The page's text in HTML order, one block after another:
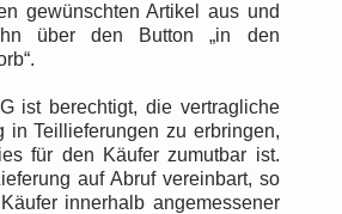
gewünschten Artikel aus und
über den Button „in den
ist berechtigt, die vertragliche
in Teillieferungen zu erbringen,
für den Käufer zumutbar ist.
auf Abruf vereinbart, so
innerhalb angemessener